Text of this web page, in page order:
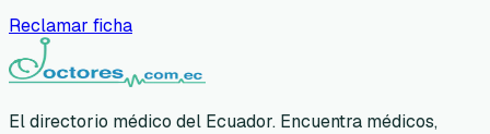
Reclamar ficha
El directorio médico del Ecuador. Encuentra médicos,